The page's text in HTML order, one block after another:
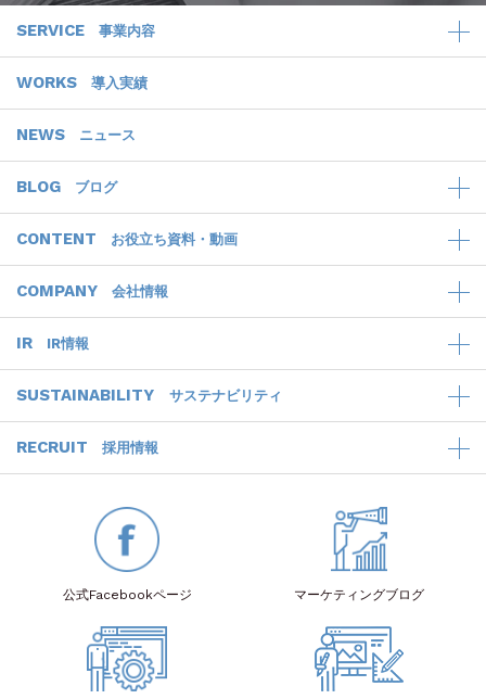
SERVICE 事業内容
WORKS 導入実績
NEWS ニュース
BLOG ブログ
CONTENT お役立ち資料・動画
COMPANY 会社情報
IR IR情報
SUSTAINABILITY サステナビリティ
RECRUIT 採用情報
公式Facebookページ マーケティングブログ